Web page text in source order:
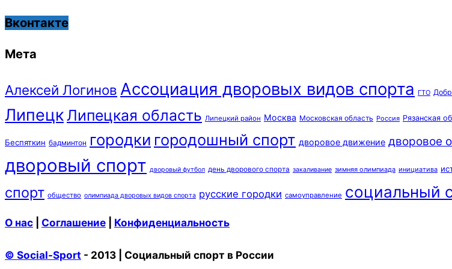
Вконтакте
Мета
Алексей Логинов Ассоциация дворовых видов спорта ГТО
ЛипецкЛипецкая область Липецкий район Москва Московская область Россия Рязанская
Беспяткин бадминтон городки городошный спорт дворовое движение дворовое
дворовый спорт дворовый футбол день дворового спорта закаливание зимняя олимпиада инициатива
спорт общество олимпиада дворовых видов спорта русские городки самоуправление социальный
О нас Соглашение Конфиденциальность
© Social-Sport - 2013 | Социальный спорт в России